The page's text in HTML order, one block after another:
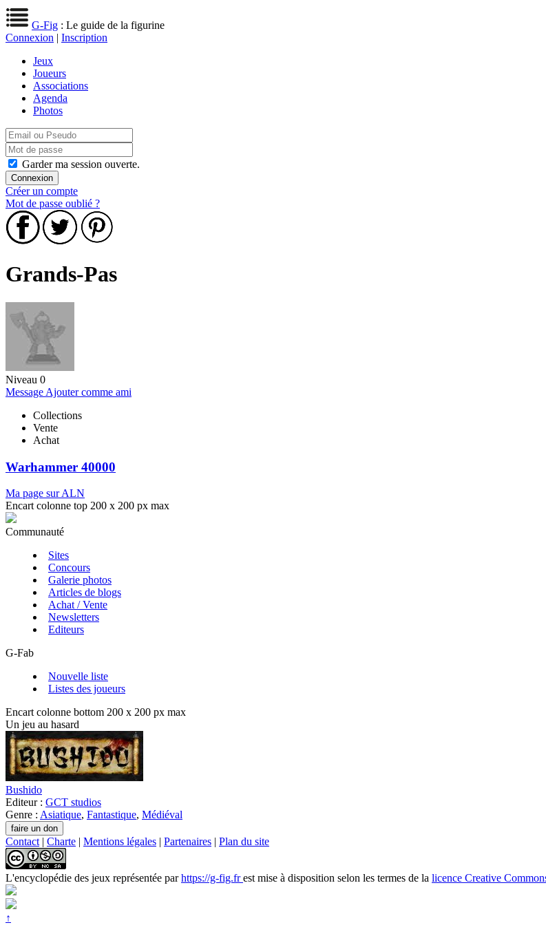
G-Fig : Le guide de la figurine
Connexion | Inscription
Jeux
Joueurs
Associations
Agenda
Photos
Garder ma session ouverte.
Créer un compte
Mot de passe oublié ?
Grands-Pas
Niveau 0
Message Ajouter comme ami
Collections
Vente
Achat
Warhammer 40000
Ma page sur ALN
Encart colonne top 200 x 200 px max
Communauté
Sites
Concours
Galerie photos
Articles de blogs
Achat / Vente
Newsletters
Editeurs
G-Fab
Nouvelle liste
Listes des joueurs
Encart colonne bottom 200 x 200 px max
Un jeu au hasard
Bushido
Editeur : GCT studios
Genre : Asiatique, Fantastique, Médiéval
Contact | Charte | Mentions légales | Partenaires | Plan du site
L'encyclopédie des jeux représentée parhttps://g-fig.frest mise à disposition selon les termes de la licence Creative
↑